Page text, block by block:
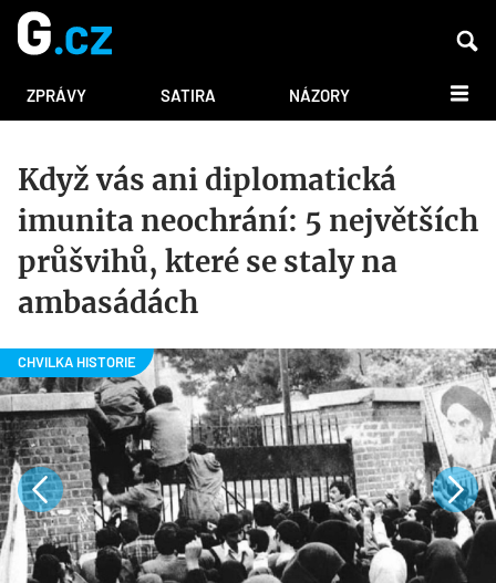
ZPRÁVY SATIRA NÁZORY DALŠÍ
Když vás ani diplomatická
imunita neochrání: 5 největších
průšvihů, které se staly na
ambasádách